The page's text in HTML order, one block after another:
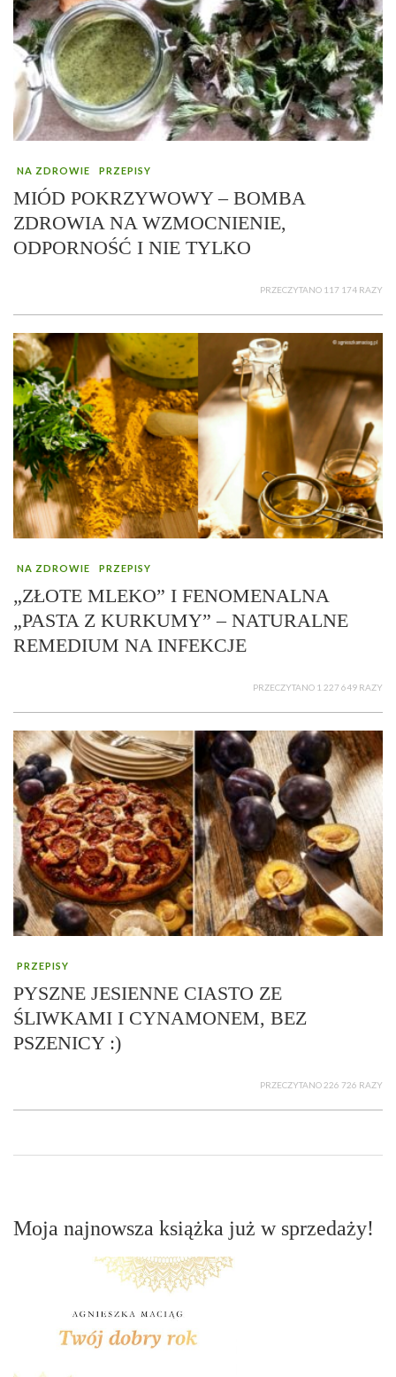
NA ZDROWIE PRZEPISY
MIÓD POKRZYWOWY – BOMBA
ZDROWIA NA WZMOCNIENIE,
ODPORNOŚĆ I NIE TYLKO
PRZECZYTANO 117 174 RAZY
NA ZDROWIE PRZEPISY
„ZŁOTE MLEKO” I FENOMENALNA
„PASTA Z KURKUMY” – NATURALNE
REMEDIUM NA INFEKCJE
PRZECZYTANO 1 227 649 RAZY
PRZEPISY
PYSZNE JESIENNE CIASTO ZE
ŚLIWKAMI I CYNAMONEM, BEZ
PSZENICY :)
PRZECZYTANO 226 726 RAZY
Moja najnowsza książka już w sprzedaży!